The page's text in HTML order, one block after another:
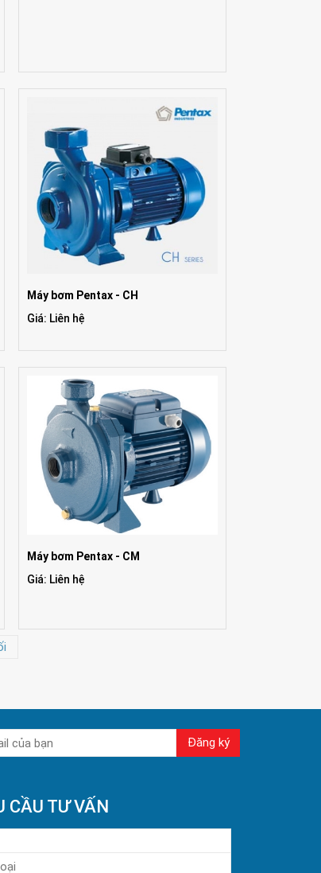
Máy bơm Pentax - CH
Giá: Liên hệ
Máy bơm Pentax - CM
Giá: Liên hệ
CẦU TƯ VẤN